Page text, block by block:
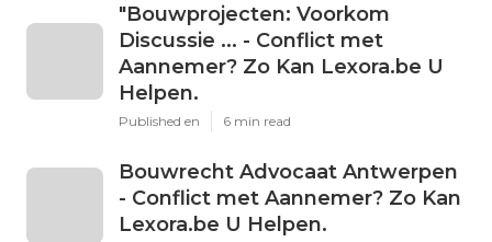
"Bouwprojecten: Voorkom
Discussie ... - Conflict met
Aannemer? Zo Kan Lexora.be U
Helpen.
Published en 6 min read
Bouwrecht Advocaat Antwerpen
- Conflict met Aannemer? Zo Kan
Lexora.be U Helpen.